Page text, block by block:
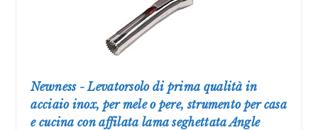
Newness - Levatorsolo di prima qualità in
acciaio inox, per mele o pere, strumento per casa
e cucina con affilata lama seghettata Angle